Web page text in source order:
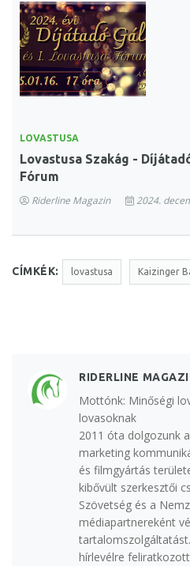
LOVASTUSA
Lovastusa Szakág -
Fórum
Riderline Magazin 2024.
CÍMKÉK: lovastusa Kaizinger
RIDERLINE
Mottónk: Minőségi
lovasoknak
2011 óta dolgozunk
marketing
és filmgyártás
kibővült szerkesztői
Szövetség és a
médiapartnereként
hírlevélre